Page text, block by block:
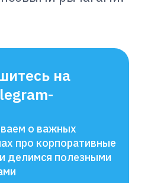
на
о важных
про корпоративные
делимся полезными